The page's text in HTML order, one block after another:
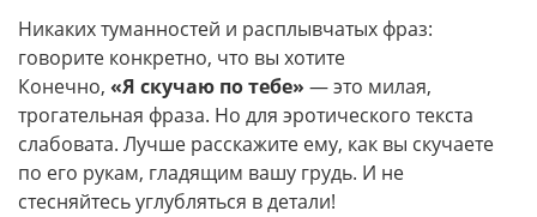
Никаких туманностей и расплывчатых фраз:
говорите конкретно, что вы хотите
Конечно, «Я скучаю по тебе» — это милая,
трогательная фраза. Но для эротического текста
слабовата. Лучше расскажите ему, как вы скучаете
по его рукам, гладящим вашу грудь. И не
стесняйтесь углубляться в детали!